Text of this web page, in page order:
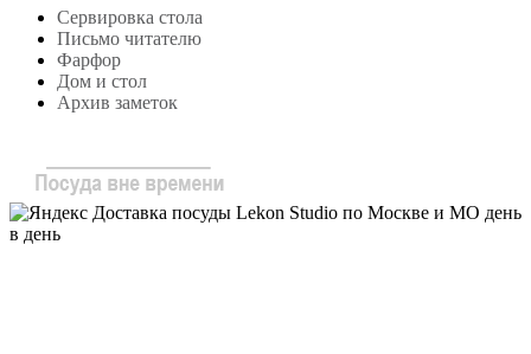
Сервировка стола
Письмо читателю
Фарфор
Дом и стол
Архив заметок